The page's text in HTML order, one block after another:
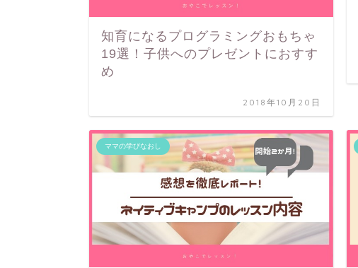
知育になるプログラミングおもちゃ
19選！子供へのプレゼントにおすす
め
2018年10月20日
ママの学びなおし